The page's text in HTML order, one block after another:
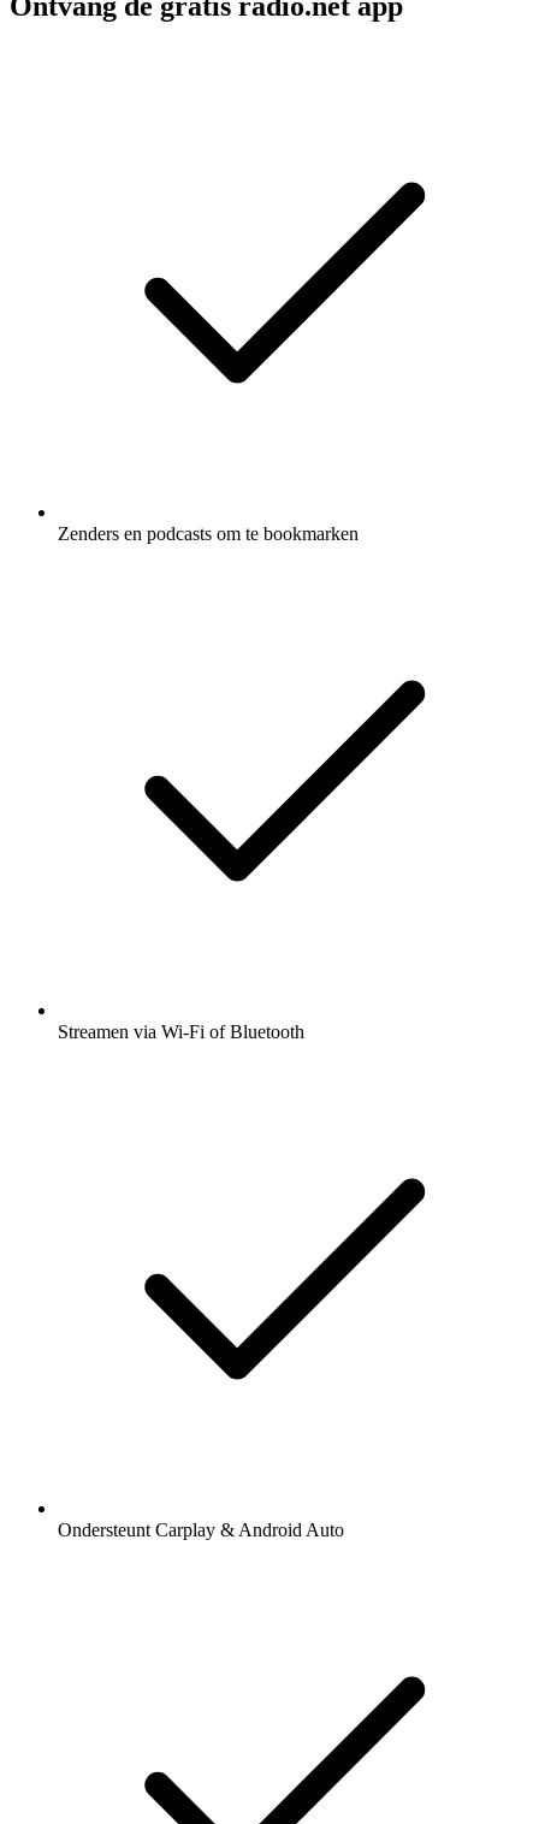
Zenders en podcasts om te bookmarken
Streamen via Wi-Fi of Bluetooth
Ondersteunt Carplay & Android Auto